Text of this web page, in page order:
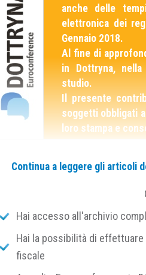
anche delle
elettronica dei
Gennaio 2018.
Al fine di
in Dottryna, nella
studio.
Il presente
soggetti obbligati
loro stampa e
Entro il 31 gennaio 2018 i
documenti registrati su supporti
Relativamente al 2016, infatti, il
slittato al 31 ottobre 2017
differimento “entro il terzo mese
Continua a leggere gli articoli
Hai accesso all'archivio
Hai la possibilità di
fiscale